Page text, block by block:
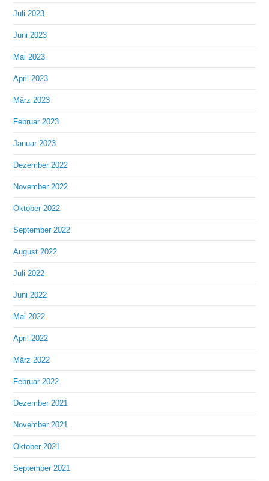
Juli 2023
Juni 2023
Mai 2023
April 2023
März 2023
Februar 2023
Januar 2023
Dezember 2022
November 2022
Oktober 2022
September 2022
August 2022
Juli 2022
Juni 2022
Mai 2022
April 2022
März 2022
Februar 2022
Dezember 2021
November 2021
Oktober 2021
September 2021